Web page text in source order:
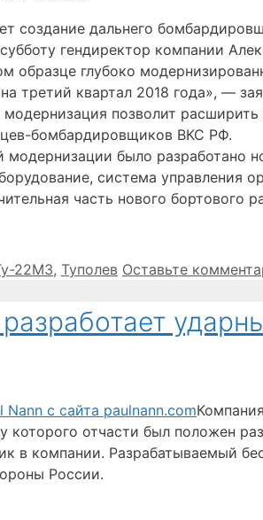
создание дальнего
гендиректор компании
образце глубоко
третий квартал 2018 года», —
модернизация позволит
бомбардировщиков ВКС РФ.
модернизации было разработано
система управления
часть нового
22М3, Туполев Оставьте
которого отчасти был положен
в компании. Разрабатываемый
России.